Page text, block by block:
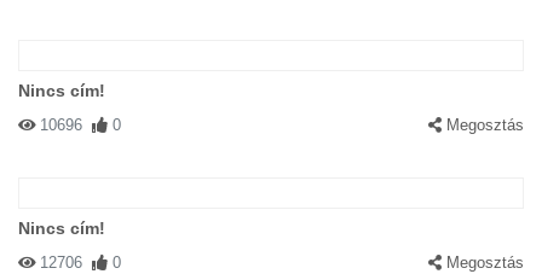
Nincs cím!
10696 0 Megosztás
Nincs cím!
12706 0 Megosztás